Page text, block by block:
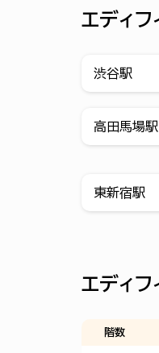
エディフ
渋谷駅
高田馬場駅
東新宿駅
エディ
階数